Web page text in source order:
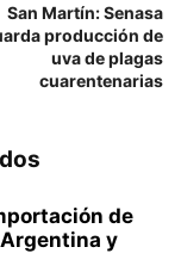
San Martín: Senasa
producción de
uva de plagas
cuarentenarias
de
y